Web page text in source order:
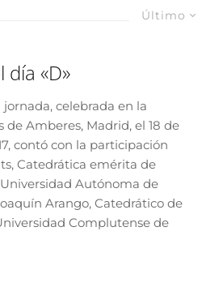
Último
día «D»
celebrada en la
de Amberes, Madrid, el 18 de
contó con la participación
Catedrática emérita de
Autónoma de
Arango, Catedrático de
Complutense de